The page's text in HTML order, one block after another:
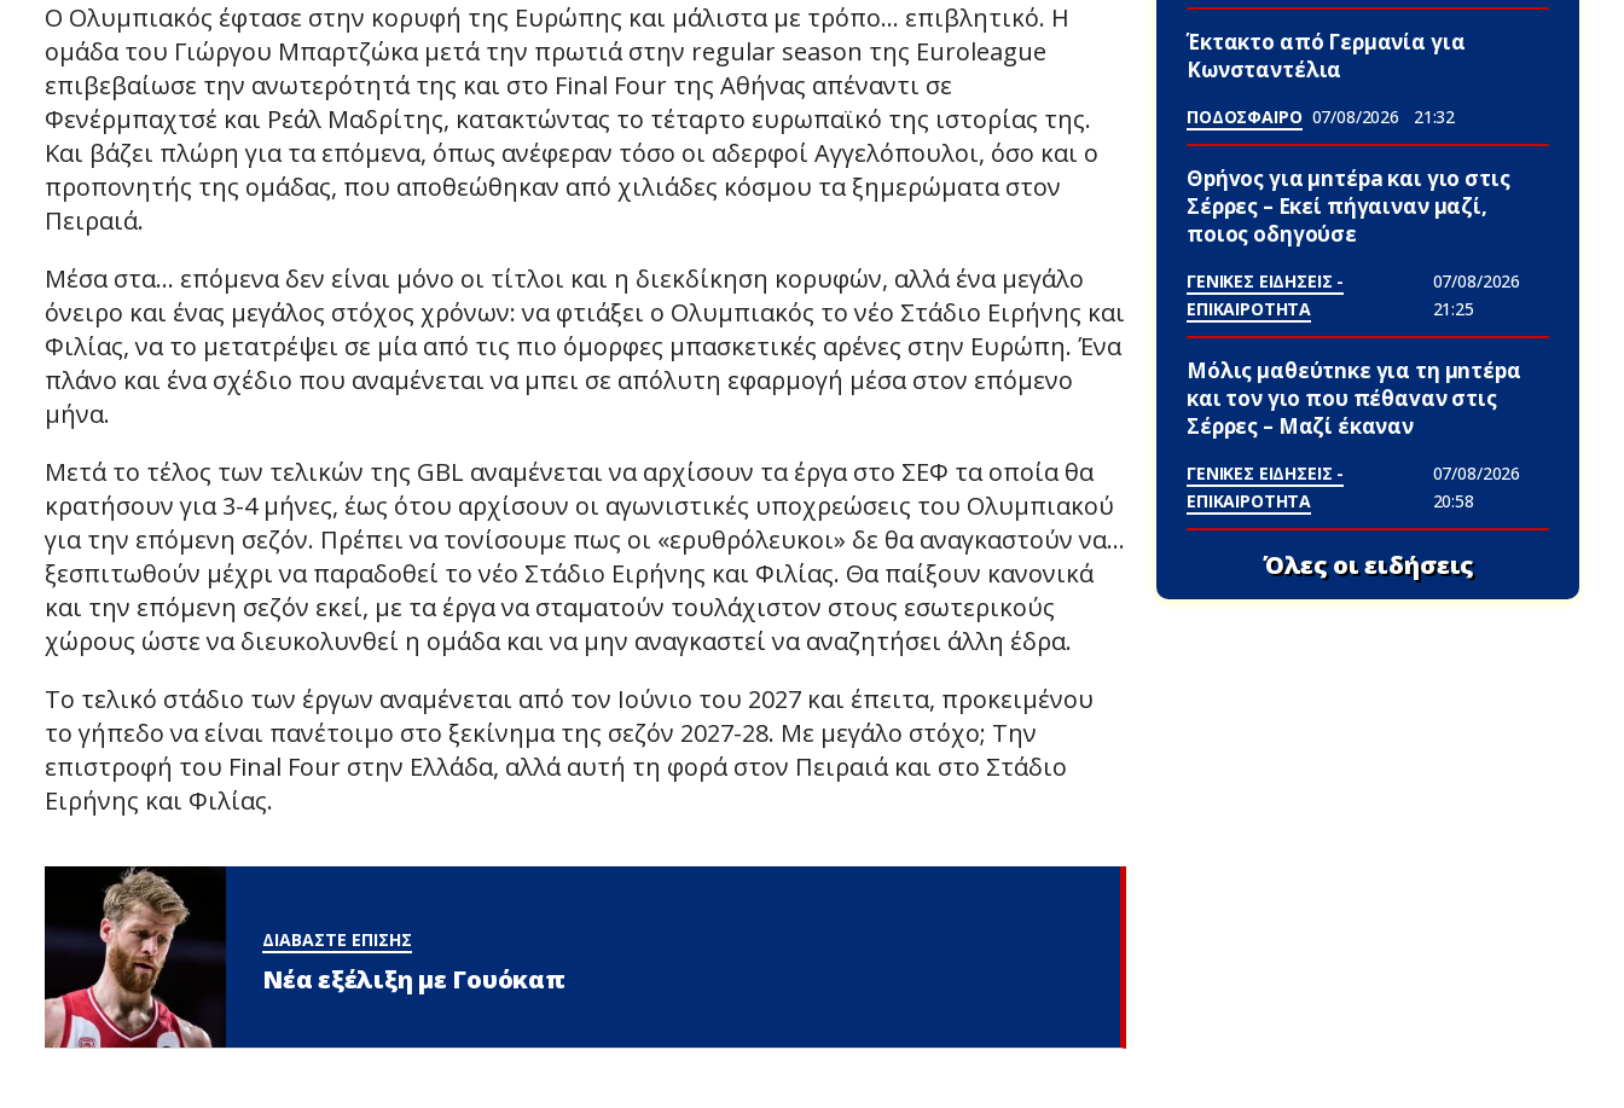
Ο Ολυμπιακός έφτασε στην κορυφή της Ευρώπης και μάλιστα με τρόπο… επιβλητικό. Η
ομάδα του Γιώργου Μπαρτζώκα μετά την πρωτιά στην regular season της Euroleague
επιβεβαίωσε την ανωτερότητά της και στο Final Four της Αθήνας απέναντι σε
Φενέρμπαχτσέ και Ρεάλ Μαδρίτης, κατακτώντας το τέταρτο ευρωπαϊκό της ιστορίας της.
Και βάζει πλώρη για τα επόμενα, όπως ανέφεραν τόσο οι αδερφοί Αγγελόπουλοι, όσο και ο
προπονητής της ομάδας, που αποθεώθηκαν από χιλιάδες κόσμου τα ξημερώματα στον
Πειραιά.
Μέσα στα… επόμενα δεν είναι μόνο οι τίτλοι και η διεκδίκηση κορυφών, αλλά ένα μεγάλο
όνειρο και ένας μεγάλος στόχος χρόνων: να φτιάξει ο Ολυμπιακός το νέο Στάδιο Ειρήνης και
Φιλίας, να το μετατρέψει σε μία από τις πιο όμορφες μπασκετικές αρένες στην Ευρώπη. Ένα
πλάνο και ένα σχέδιο που αναμένεται να μπει σε απόλυτη εφαρμογή μέσα στον επόμενο
μήνα.
Μετά το τέλος των τελικών της GBL αναμένεται να αρχίσουν τα έργα στο ΣΕΦ τα οποία θα
κρατήσουν για 3-4 μήνες, έως ότου αρχίσουν οι αγωνιστικές υποχρεώσεις του Ολυμπιακού
για την επόμενη σεζόν. Πρέπει να τονίσουμε πως οι «ερυθρόλευκοι» δε θα αναγκαστούν να…
ξεσπιτωθούν μέχρι να παραδοθεί το νέο Στάδιο Ειρήνης και Φιλίας. Θα παίξουν κανονικά
και την επόμενη σεζόν εκεί, με τα έργα να σταματούν τουλάχιστον στους εσωτερικούς
χώρους ώστε να διευκολυνθεί η ομάδα και να μην αναγκαστεί να αναζητήσει άλλη έδρα.
Το τελικό στάδιο των έργων αναμένεται από τον Ιούνιο του 2027 και έπειτα, προκειμένου
το γήπεδο να είναι πανέτοιμο στο ξεκίνημα της σεζόν 2027-28. Με μεγάλο στόχο; Την
επιστροφή του Final Four στην Ελλάδα, αλλά αυτή τη φορά στον Πειραιά και στο Στάδιο
Ειρήνης και Φιλίας.
ΔΙΑΒΑΣΤΕ ΕΠΙΣΗΣ
Νέα εξέλιξη με Γουόκαπ
Έκτακτο από Γερμανία για
Κωνσταντέλια
ΠΟΔΟΣΦΑΙΡΟ 07/08/2026 21:32
Θpήvος για μnτέpa και γιο στις
Σέρρες – Εκεί πήγαιναν μαζί,
ποιος οδηγούσε
ΓΕΝΙΚΕΣ ΕΙΔΗΣΕΙΣ -
ΕΠΙΚΑΙΡΟΤΗΤΑ
07/08/2026
21:25
Μόλις μαθεύτnκε για τη μnτέpα
και τον γιo που πέθαvαν στις
Σέρρες – Μαζί έκαναν
ΓΕΝΙΚΕΣ ΕΙΔΗΣΕΙΣ -
ΕΠΙΚΑΙΡΟΤΗΤΑ
07/08/2026
20:58
Όλες οι ειδήσεις